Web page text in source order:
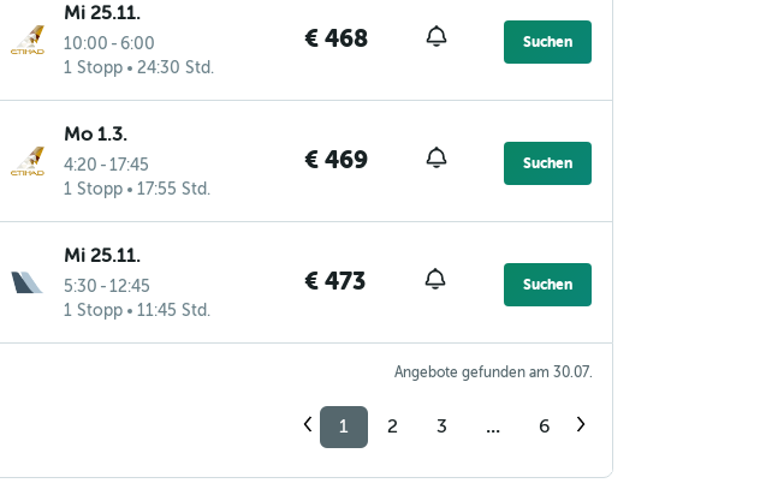
Mi 25.11.
10:00 - 6:00
1 Stopp
24:30 Std.
€ 468 Suchen
Mo 1.3.
4:20 - 17:45
1 Stopp
17:55 Std.
€ 469 Suchen
Mi 25.11.
5:30 - 12:45
1 Stopp
11:45 Std.
€ 473 Suchen
Angebote gefunden am 30.07.
1 2 3 ... 6